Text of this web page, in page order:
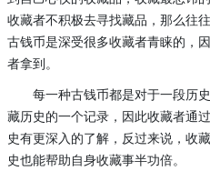
收藏者不积极去寻找藏品，那么往
古钱币是深受很多收藏者青睐的，
者拿到。
每一种古钱币都是对于一段历史
藏历史的一个记录，因此收藏者通
史有更深入的了解，反过来说，收
史也能帮助自身收藏事半功倍。